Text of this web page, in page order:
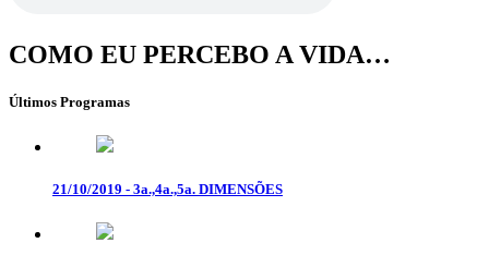
COMO EU PERCEBO A VIDA…
Últimos Programas
21/10/2019 - 3a.,4a.,5a. DIMENSÕES